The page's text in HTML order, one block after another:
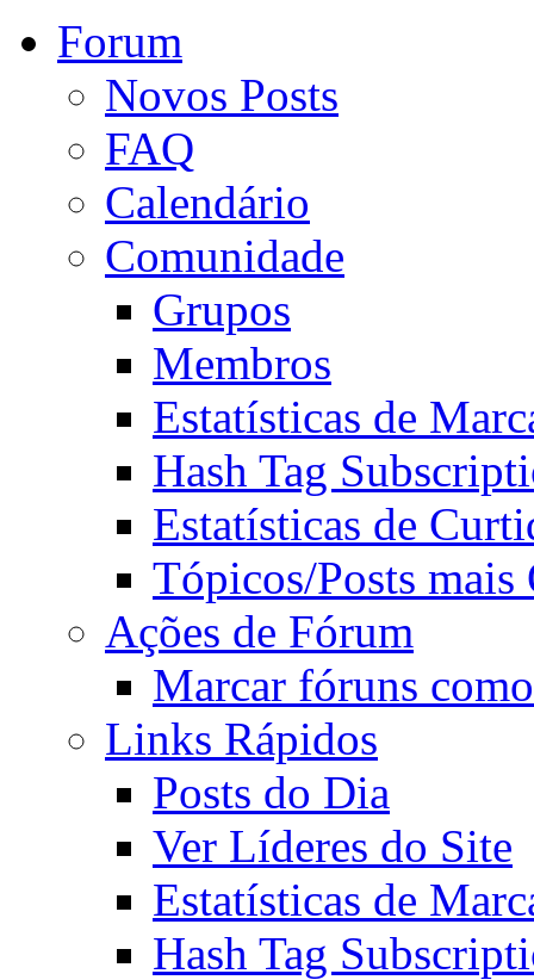
Forum
Novos Posts
FAQ
Calendário
Comunidade
Grupos
Membros
Estatísticas de
Hash Tag
Estatísticas de
Tópicos/Posts mais
Ações de Fórum
Marcar fóruns
Links Rápidos
Posts do Dia
Ver Líderes do Site
Estatísticas de
Hash Tag